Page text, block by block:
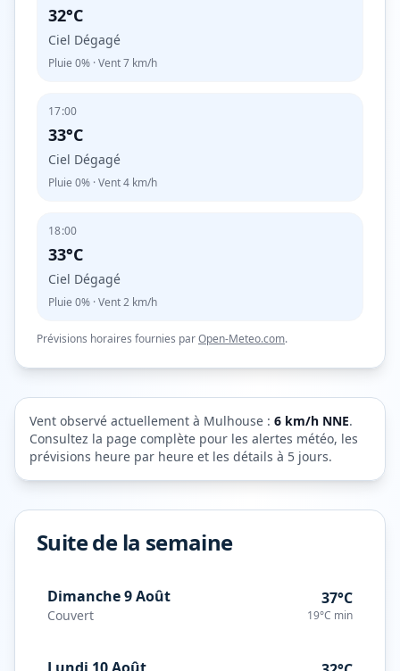
32°C
Ciel Dégagé
Pluie 0% · Vent7 km/h
17:00
33°C
Ciel Dégagé
Pluie 0% · Vent4 km/h
18:00
33°C
Ciel Dégagé
Pluie 0% · Vent2 km/h
Prévisions horaires fournies parOpen-Meteo.com.
Vent observé actuellement à Mulhouse : 6 km/h NNE.
Consultez la page complète pour les alertes météo, les
prévisions heure par heure et les détails à 5 jours.
Suite de la semaine
Dimanche 9 Août
Couvert
37°C
19°C min